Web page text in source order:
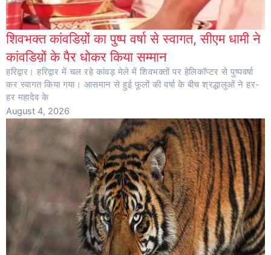
शिवभक्त कांवडिय़ों का पुष्प वर्षा से स्वागत, सीएम धामी ने
कांवडिय़ों के पैर धोकर किया सम्मान
हरिद्वार। हरिद्वार में चल रहे कांवड़ मेले में शिवभक्तों पर हेलिकॉप्टर से पुष्पवर्षा
कर स्वागत किया गया। आसमान से हुई फूलों की वर्षा के बीच श्रद्धालुओं ने हर-
हर महादेव के
August 4, 2026